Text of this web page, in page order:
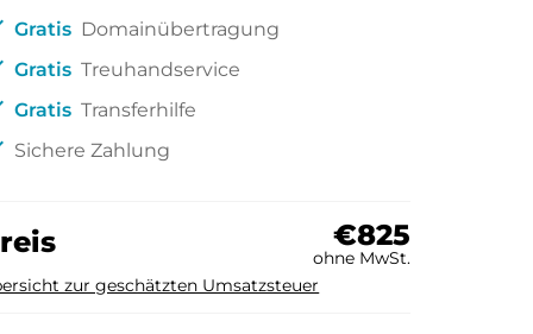
Gratis Domainübertragung
Gratis Treuhandservice
Gratis Transferhilfe
Sichere Zahlung
€825
ohne MwSt.
zur geschätzten Umsatzsteuer